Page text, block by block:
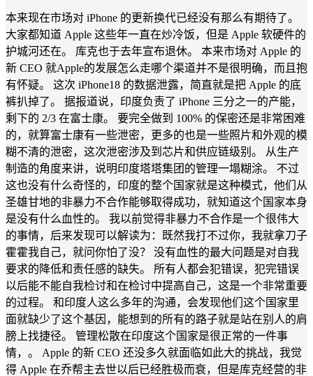
本来现在市场对 iPhone 的更新换代已经没有那么有期待了。
大家都知道 Apple 这些年一直在炒冷饭，但是 Apple 软硬件的
护城河还在。 库克也于去年宣布退休。 本来市场对 Apple 的
新 CEO 就Apple的发展怎么走哪个渠道并不是很明确，而且抱
有怀疑。 这次 iPhone18 的数据泄露，简直就是把 Apple 的底
裤扒掉了。 据报道说，印度负责了 iPhone 三分之一的产能，
剩下的 2/3 在富士康。 要完全做到 100% 的保密还是非常困难
的，就算富士康有一些泄密，更多的也是一些照片和外观的模
糊不清的泄密，这次泄密涉及到芯片和供应链级别。 从生产
制造的角度来讲，说明印度塔塔集团的管理一塌糊涂。 不过
这也没有什么奇怪的，印度的整个国家就是这种模式，他们从
圣雄甘地的非暴力不合作能够取得成功，就知道这个国家本身
是没有什么血性的。 我以前觉得非暴力不合作是一个很伟大
的事情，后来发现可以解读为：既然我打不过你，我就拿刀子
霍霍我自己，就问你怕了没？ 没有血性的最大问题是对自我
要求的降低和责任感的缺失。 所有人都会犯错误，犯完错误
以后能不能自我检讨和在检讨中提高自己，这是一个非常重要
的过程。 和印度人这么多年的沟通，会发现他们这个国家里
面就缺少了这个基因，能想到的所有的路子就是站在别人的肩
膀上找捷径。 管理松散在印度这个国家是很正常的一件事
情，。 Apple 的新 CEO 还没多久就面临如此大的挑战，我觉
得 Apple 在乔帮主去世以后已经胜极而衰，但是库克经营的非